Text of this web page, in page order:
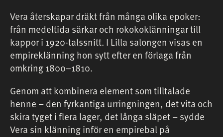
Vera återskapar dräkt från många olika epoker:
från medeltida särkar och rokokoklänningar till
kappor i 1920-talssnitt. I Lilla salongen visas en
empireklänning hon sytt efter en förlaga från
omkring 1800–1810.
Genom att kombinera element som tilltalade
henne – den fyrkantiga urringningen, det vita och
skira tyget i flera lager, det långa släpet – sydde
Vera sin klänning inför en empirebal på